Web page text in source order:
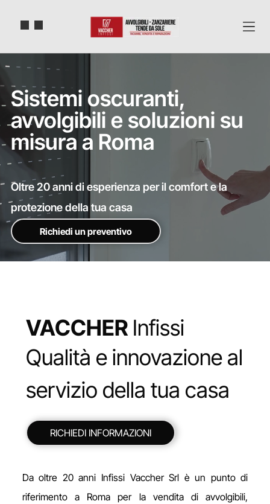
Sistemi oscuranti,
avvolgibili e soluzioni su
misura a Roma
Oltre 20 anni di esperienza per il comfort e la
protezione della tua casa
Richiedi un preventivo
VACCHER Infissi
Qualità e innovazione al
servizio della tua casa
RICHIEDI INFORMAZIONI
Da oltre 20 anni Infissi Vaccher Srl è un punto di
riferimento a Roma per la vendita di avvolgibili,